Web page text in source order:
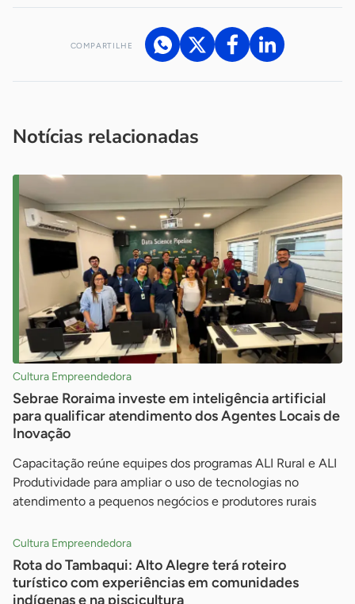
COMPARTILHE
Notícias relacionadas
Cultura Empreendedora
Sebrae Roraima investe em inteligência artificial
para qualificar atendimento dos Agentes Locais de
Inovação
Capacitação reúne equipes dos programas ALI Rural e ALI
Produtividade para ampliar o uso de tecnologias no
atendimento a pequenos negócios e produtores rurais
Cultura Empreendedora
Rota do Tambaqui: Alto Alegre terá roteiro
turístico com experiências em comunidades
indígenas e na piscicultura